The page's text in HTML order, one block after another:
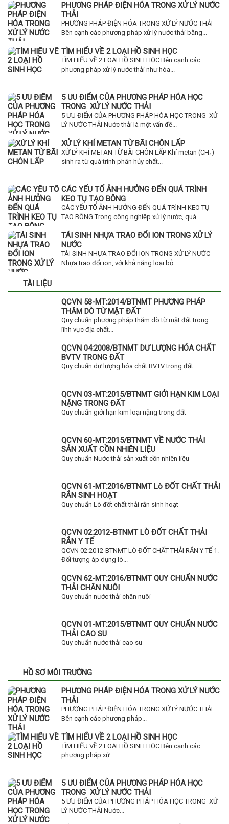
PHƯƠNG PHÁP ĐIỆN HÓA TRONG XỬ LÝ NƯỚC
THẢI
PHƯƠNG PHÁP ĐIỆN HÓA TRONG XỬ LÝ NƯỚC THẢI
Bên cạnh các phương pháp xử lý nước thải bằng...
TÌM HIỂU VỀ 2 LOẠI HỒ SINH HỌC
TÌM HIỂU VỀ 2 LOẠI HỒ SINH HỌC Bên cạnh các
phương pháp xử lý nước thải như hóa...
5 ƯU ĐIỂM CỦA PHƯƠNG PHÁP HÓA HỌC
TRONG XỬ LÝ NƯỚC THẢI
5 ƯU ĐIỂM CỦA PHƯƠNG PHÁP HÓA HỌC TRONG XỬ
LÝ NƯỚC THẢI Nước thải là một vấn đề...
XỬ LÝ KHÍ METAN TỪ BÃI CHÔN LẤP
XỬ LÝ KHÍ METAN TỪ BÃI CHÔN LẤP Khí metan (CH₄)
sinh ra từ quá trình phân hủy chất...
CÁC YẾU TỐ ẢNH HƯỞNG ĐẾN QUÁ TRÌNH
KEO TỤ TẠO BÔNG
CÁC YẾU TỐ ẢNH HƯỞNG ĐẾN QUÁ TRÌNH KEO TỤ
TẠO BÔNG Trong công nghiệp xử lý nước, quá...
TÁI SINH NHỰA TRAO ĐỔI ION TRONG XỬ LÝ
NƯỚC
TÁI SINH NHỰA TRAO ĐỔI ION TRONG XỬ LÝ NƯỚC
Nhựa trao đổi ion, với khả năng loại bỏ...
TÀI LIỆU
QCVN 58-MT:2014/BTNMT PHƯƠNG PHÁP
THĂM DÒ TỪ MẶT ĐẤT
Quy chuẩn phương pháp thăm dò từ mặt đất trong
lĩnh vực địa chất...
QCVN 04:2008/BTNMT DƯ LƯỢNG HÓA CHẤT
BVTV TRONG ĐẤT
Quy chuẩn dư lượng hóa chất BVTV trong đất
QCVN 03-MT:2015/BTNMT GIỚI HẠN KIM LOẠI
NẶNG TRONG ĐẤT
Quy chuẩn giới hạn kim loại nặng trong đất
QCVN 60-MT:2015/BTNMT VỀ NƯỚC THẢI
SẢN XUẤT CỒN NHIÊN LIỆU
Quy chuẩn Nước thải sản xuất cồn nhiên liệu
QCVN 61-MT:2016/BTNMT Lò ĐỐT CHẤT THẢI
RẮN SINH HOẠT
Quy chuẩn Lò đốt chất thải rắn sinh hoạt
QCVN 02:2012-BTNMT LÒ ĐỐT CHẤT THẢI
RẮN Y TẾ
QCVN 02:2012-BTNMT LÒ ĐỐT CHẤT THẢI RẮN Y TẾ 1.
Đối tượng áp dụng lò...
QCVN 62-MT:2016/BTNMT QUY CHUẨN NƯỚC
THẢI CHĂN NUÔI
Quy chuẩn nước thải chăn nuôi
QCVN 01-MT:2015/BTNMT QUY CHUẨN NƯỚC
THẢI CAO SU
Quy chuẩn nước thải cao su
HỒ SƠ MÔI TRƯỜNG
PHƯƠNG PHÁP ĐIỆN HÓA TRONG XỬ LÝ NƯỚC
THẢI
PHƯƠNG PHÁP ĐIỆN HÓA TRONG XỬ LÝ NƯỚC THẢI
Bên cạnh các phương pháp...
TÌM HIỂU VỀ 2 LOẠI HỒ SINH HỌC
TÌM HIỂU VỀ 2 LOẠI HỒ SINH HỌC Bên cạnh các
phương pháp xử...
5 ƯU ĐIỂM CỦA PHƯƠNG PHÁP HÓA HỌC
TRONG XỬ LÝ NƯỚC THẢI
5 ƯU ĐIỂM CỦA PHƯƠNG PHÁP HÓA HỌC TRONG XỬ
LÝ NƯỚC THẢI Nước...